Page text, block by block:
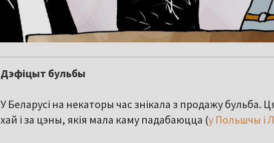
Дэфіцыт бульбы
У Беларусі на некаторы час знікала з продажу бульба.
хай і за цэны, якія мала каму падабаюцца (у Польшчы і